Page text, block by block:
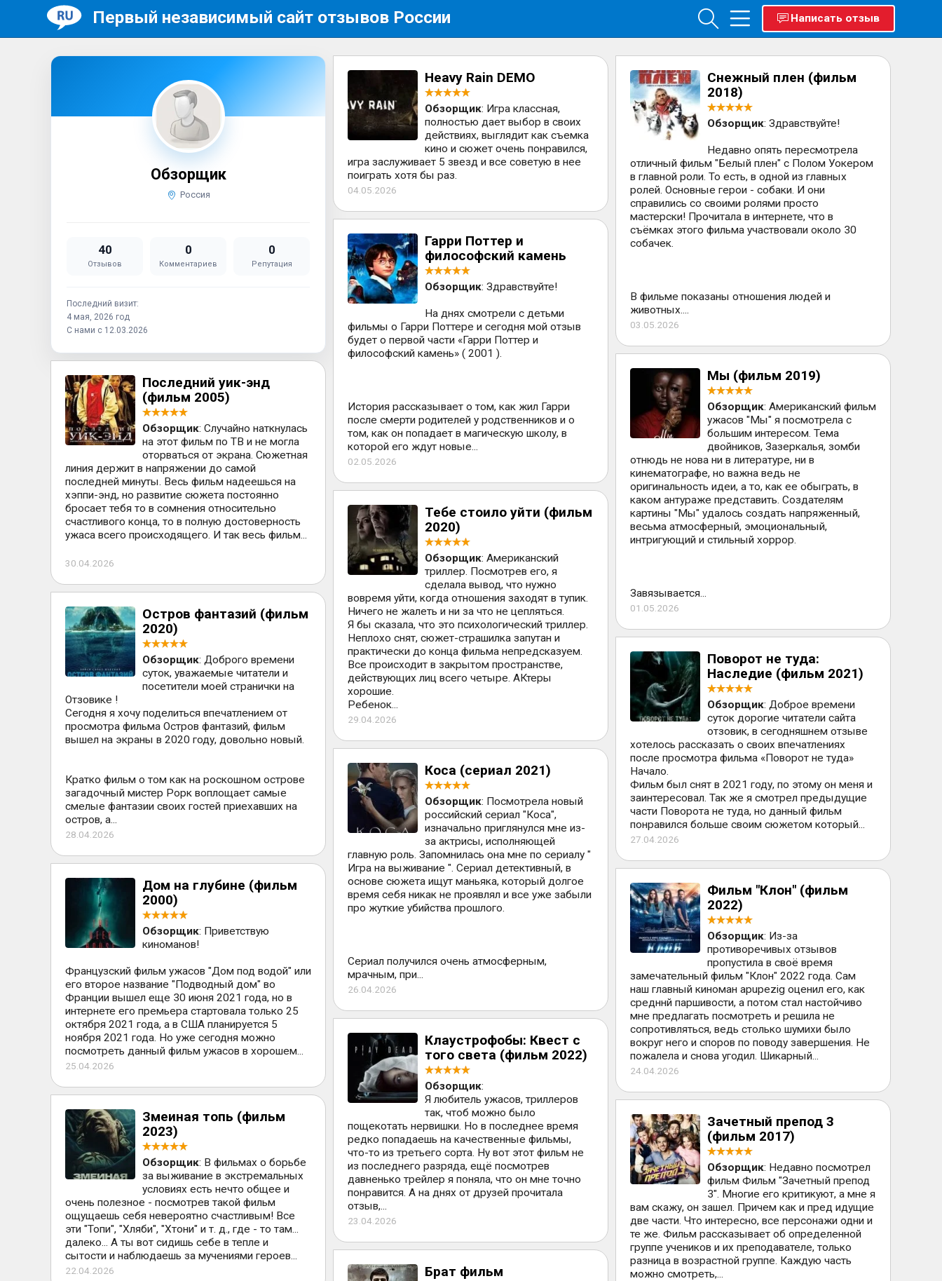
Первый независимый сайт отзывов России Написать отзыв
Обзорщик
Россия
40
Отзывов
0
Комментариев
0
Репутация
Последний визит:
4 мая, 2026 год
С нами с 12.03.2026
Heavy Rain DEMO
Обзорщик: Игра классная,
полностью дает выбор в своих
действиях, выглядит как съемка
кино и сюжет очень понравился,
игра заслуживает 5 звезд и все советую в нее
поиграть хотя бы раз.
04.05.2026
Снежный плен (фильм
2018)
Обзорщик: Здравствуйте!
Недавно опять пересмотрела
отличный фильм "Белый плен" с Полом Уокером
в главной роли. То есть, в одной из главных
ролей. Основные герои - собаки. И они
справились со своими ролями просто
мастерски! Прочитала в интернете, что в
съёмках этого фильма участвовали около 30
собачек.
В фильме показаны отношения людей и
животных....
03.05.2026
Гарри Поттер и
философский камень
Обзорщик: Здравствуйте!
На днях смотрели с детьми
фильмы о Гарри Поттере и сегодня мой отзыв
будет о первой части «Гарри Поттер и
философский камень» ( 2001 ).
История рассказывает о том, как жил Гарри
после смерти родителей у родственников и о
том, как он попадает в магическую школу, в
которой его ждут новые...
02.05.2026
Мы (фильм 2019)
Обзорщик: Американский фильм
ужасов "Мы" я посмотрела с
большим интересом. Тема
двойников, Зазеркалья, зомби
отнюдь не нова ни в литературе, ни в
кинематографе, но важна ведь не
оригинальность идеи, а то, как ее обыграть, в
каком антураже представить. Создателям
картины "Мы" удалось создать напряженный,
весьма атмосферный, эмоциональный,
интригующий и стильный хоррор.
Завязывается...
01.05.2026
Последний уик-энд
(фильм 2005)
Обзорщик: Случайно наткнулась
на этот фильм по ТВ и не могла
оторваться от экрана. Сюжетная
линия держит в напряжении до самой
последней минуты. Весь фильм надеешься на
хэппи-энд, но развитие сюжета постоянно
бросает тебя то в сомнения относительно
счастливого конца, то в полную достоверность
ужаса всего происходящего. И так весь фильм...
30.04.2026
Тебе стоило уйти (фильм
2020)
Обзорщик: Американский
триллер. Посмотрев его, я
сделала вывод, что нужно
вовремя уйти, когда отношения заходят в тупик.
Ничего не жалеть и ни за что не цепляться.
Я бы сказала, что это психологический триллер.
Неплохо снят, сюжет-страшилка запутан и
практически до конца фильма непредсказуем.
Все происходит в закрытом пространстве,
действующих лиц всего четыре. АКтеры
хорошие.
Ребенок...
29.04.2026
Остров фантазий (фильм
2020)
Обзорщик: Доброго времени
суток, уважаемые читатели и
посетители моей странички на
Отзовике !
Сегодня я хочу поделиться впечатлением от
просмотра фильма Остров фантазий, фильм
вышел на экраны в 2020 году, довольно новый.
Кратко фильм о том как на роскошном острове
загадочный мистер Рорк воплощает самые
смелые фантазии своих гостей приехавших на
остров, а...
28.04.2026
Поворот не туда:
Наследие (фильм 2021)
Обзорщик: Доброе времени
суток дорогие читатели сайта
отзовик, в сегодняшнем отзыве
хотелось рассказать о своих впечатлениях
после просмотра фильма «Поворот не туда»
Начало.
Фильм был снят в 2021 году, по этому он меня и
заинтересовал. Так же я смотрел предыдущие
части Поворота не туда, но данный фильм
понравился больше своим сюжетом который...
27.04.2026
Коса (сериал 2021)
Обзорщик: Посмотрела новый
российский сериал "Коса",
изначально приглянулся мне из-
за актрисы, исполняющей
главную роль. Запомнилась она мне по сериалу "
Игра на выживание ". Сериал детективный, в
основе сюжета ищут маньяка, который долгое
время себя никак не проявлял и все уже забыли
про жуткие убийства прошлого.
Сериал получился очень атмосферным,
мрачным, при...
26.04.2026
Дом на глубине (фильм
2000)
Обзорщик: Приветствую
киноманов!
Французский фильм ужасов "Дом под водой" или
его второе название "Подводный дом" во
Франции вышел еще 30 июня 2021 года, но в
интернете его премьера стартовала только 25
октября 2021 года, а в США планируется 5
ноября 2021 года. Но уже сегодня можно
посмотреть данный фильм ужасов в хорошем...
25.04.2026
Фильм "Клон" (фильм
2022)
Обзорщик: Из-за
противоречивых отзывов
пропустила в своё время
замечательный фильм "Клон" 2022 года. Сам
наш главный киноман apupezig оценил его, как
средннй паршивости, а потом стал настойчиво
мне предлагать посмотреть и решила не
сопротивляться, ведь столько шумихи было
вокруг него и споров по поводу завершения. Не
пожалела и снова угодил. Шикарный...
24.04.2026
Клаустрофобы: Квест с
того света (фильм 2022)
Обзорщик:
Я любитель ужасов, триллеров
так, чтоб можно было
пощекотать нервишки. Но в последнее время
редко попадаешь на качественные фильмы,
что-то из третьего сорта. Ну вот этот фильм не
из последнего разряда, ещё посмотрев
давненько трейлер я поняла, что он мне точно
понравится. А на днях от друзей прочитала
отзыв,...
23.04.2026
Змеиная топь (фильм
2023)
Обзорщик: В фильмах о борьбе
за выживание в экстремальных
условиях есть нечто общее и
очень полезное - посмотрев такой фильм
ощущаешь себя невероятно счастливым! Все
эти "Топи", "Хляби", "Хтони" и т. д., где - то там...
далеко... А ты вот сидишь себе в тепле и
сытости и наблюдаешь за мучениями героев...
22.04.2026
Зачетный препод 3
(фильм 2017)
Обзорщик: Недавно посмотрел
фильм Фильм "Зачетный препод
3". Многие его критикуют, а мне я
вам скажу, он зашел. Причем как и пред идущие
две части. Что интересно, все персонажи одни и
те же. Фильм рассказывает об определенной
группе учеников и их преподавателе, только
разница в возрастной группе. Каждую часть
можно смотреть,...
Брат фильм